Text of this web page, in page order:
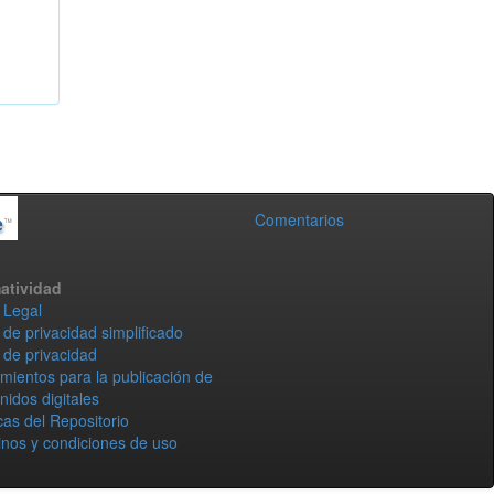
Comentarios
privacidad simplificado
privacidad
para la publicación de
digitales
del Repositorio
y condiciones de uso